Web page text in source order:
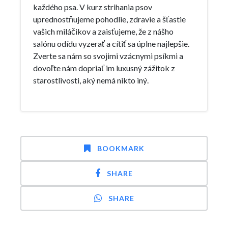
každého psa. V kurz strihania psov
uprednostňujeme pohodlie, zdravie a šťastie
vašich miláčikov a zaisťujeme, že z nášho
salónu odídu vyzerať a cítiť sa úplne najlepšie.
Zverte sa nám so svojimi vzácnymi psíkmi a
dovoľte nám dopriať im luxusný zážitok z
starostlivosti, aký nemá nikto iný.
BOOKMARK
SHARE
SHARE